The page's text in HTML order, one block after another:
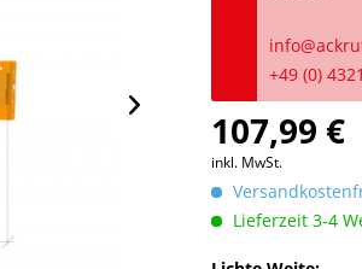
+49 (0)
107,99 €
inkl. MwSt.
Lieferzeit 3-4